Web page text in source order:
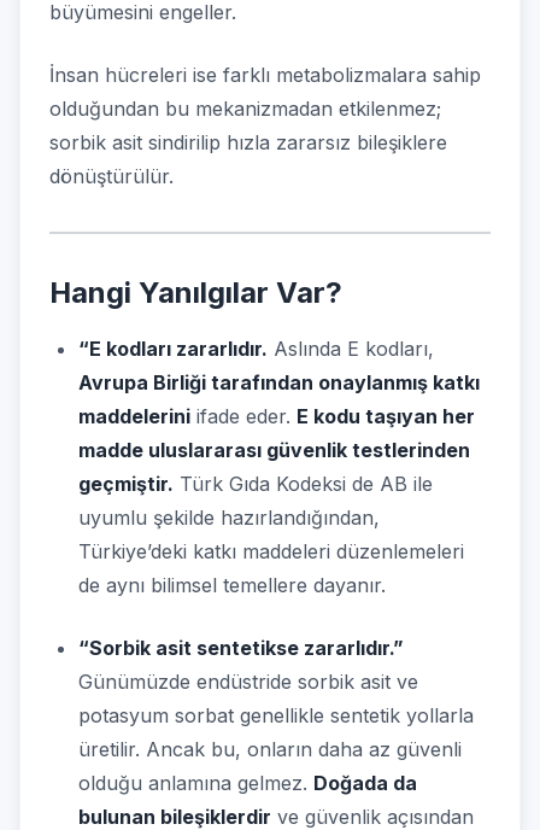
büyümesini engeller.
İnsan hücreleri ise farklı metabolizmalara sahip
olduğundan bu mekanizmadan etkilenmez;
sorbik asit sindirilip hızla zararsız bileşiklere
dönüştürülür.
Hangi Yanılgılar Var?
“E kodları zararlıdır. Aslında E kodları,
Avrupa Birliği tarafından onaylanmış katkı
maddelerini ifade eder. E kodu taşıyan her
madde uluslararası güvenlik testlerinden
geçmiştir. Türk Gıda Kodeksi de AB ile
uyumlu şekilde hazırlandığından,
Türkiye’deki katkı maddeleri düzenlemeleri
de aynı bilimsel temellere dayanır.
“Sorbik asit sentetikse zararlıdır.”
Günümüzde endüstride sorbik asit ve
potasyum sorbat genellikle sentetik yollarla
üretilir. Ancak bu, onların daha az güvenli
olduğu anlamına gelmez. Doğada da
bulunan bileşiklerdir ve güvenlik açısından